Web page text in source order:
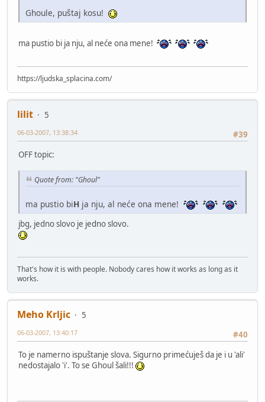
Ghoule, puštaj kosu!
ma pustio bi ja nju, al neće ona mene!
https://ljudska_splacina.com/
lilit
5
#39
06-03-2007, 13:38:34
OFF topic:
Quote from: "Ghoul"
ma pustio biH ja nju, al neće ona mene!
jbg, jedno slovo je jedno slovo.
That's how it is with people. Nobody cares how it works as long as it
works.
Meho Krljic
5
#40
06-03-2007, 13:40:17
To je namerno ispuštanje slova. Sigurno primećuješ da je i u 'ali'
nedostajalo 'i'. To se Ghoul šali!!!